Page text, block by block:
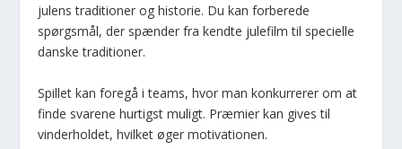
julens traditioner og historie. Du kan forberede
spørgsmål, der spænder fra kendte julefilm til specielle
danske traditioner.
Spillet kan foregå i teams, hvor man konkurrerer om at
finde svarene hurtigst muligt. Præmier kan gives til
vinderholdet, hvilket øger motivationen.